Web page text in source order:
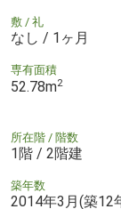
敷 / 礼
なし / 1ヶ月
専有面積
52.78m2
所在階 / 階数
1階 / 2階建
築年数
2014年3月(築12